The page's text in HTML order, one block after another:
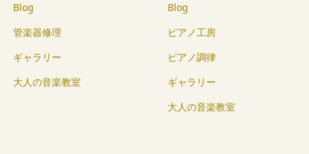
Blog
管楽器修理
ギャラリー
大人の音楽教室
Blog
ピアノ工房
ピアノ調律
ギャラリー
大人の音楽教室